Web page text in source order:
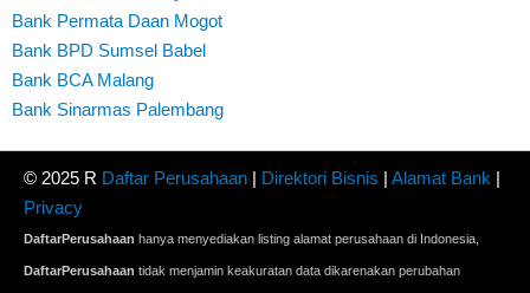
Bank Permata Daan Mogot
Bank BPD Sumsel Babel
Bank BCA Malang
Bank Sinarmas Palembang
© 2025 R Daftar Perusahaan | Direktori Bisnis | Alamat Bank |
Privacy
DaftarPerusahaan hanya menyediakan listing alamat perusahaan di Indonesia,
DaftarPerusahaan tidak menjamin keakuratan data dikarenakan perubahan